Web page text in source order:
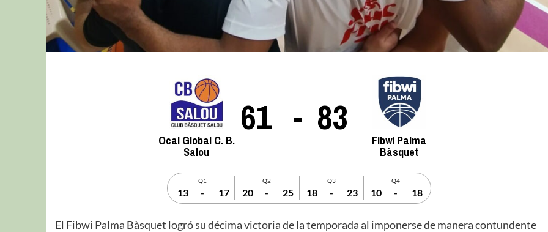
Ocal Global C. B.
Salou
61 - 83
Fibwi Palma
Bàsquet
Q1
13 - 17
Q2
20 - 25
Q3
18 - 23
Q4
10 - 18
El Fibwi Palma Bàsquet logró su décima victoria de la temporada al imponerse de manera contundente